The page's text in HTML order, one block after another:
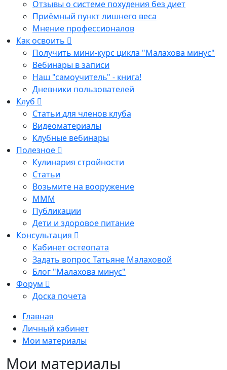
Отзывы о системе похудения без диет
Приёмный пункт лишнего веса
Мнение профессионалов
Как освоить
Получить мини-курс цикла "Малахова минус"
Вебинары в записи
Наш "самоучитель" - книга!
Дневники пользователей
Клуб
Статьи для членов клуба
Видеоматериалы
Клубные вебинары
Полезное
Кулинария стройности
Статьи
Возьмите на вооружение
МММ
Публикации
Дети и здоровое питание
Консультация
Кабинет остеопата
Задать вопрос Татьяне Малаховой
Блог "Малахова минус"
Форум
Доска почета
Главная
Личный кабинет
Мои материалы
Мои материалы